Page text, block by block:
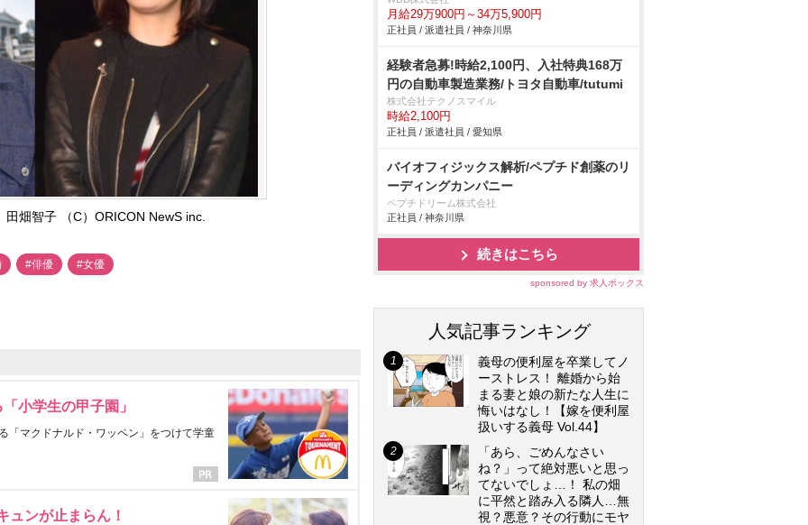
田畑智子 （C）ORICON NewS inc.
#俳優 #女優
小学生の甲子園」
「マクドナルド・ワッペン」をつけて学童
ュンが止まらん！
月給29万900円～34万5,900円
正社員 / 派遣社員 / 神奈川県
経験者急募!時給2,100円、入社特典168万
円の自動車製造業務/トヨタ自動車/tutumi
株式会社テクノスマイル
時給2,100円
正社員 / 派遣社員 / 愛知県
バイオフィジックス解析/ペプチド創薬のリ
ーディングカンパニー
ペプチドリーム株式会社
正社員 / 神奈川県
続きはこちら
sponsored by 求人ボックス
人気記事ランキング
義母の便利屋を卒業してノ
ーストレス！ 離婚から始
まる妻と娘の新たな人生に
悔いはなし！【嫁を便利屋
扱いする義母 Vol.44】
「あら、ごめんなさい
ね？」って絶対悪いと思っ
てないでしょ…！ 私の畑
に平然と踏み入る隣人…無
視？悪意？その行動にモヤ